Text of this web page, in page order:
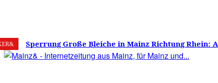
7. August 2026 22.6 Mainz
Sperrung Große Bleiche in Mainz Richtung Rhein:
verwirrt, Mainzer stinksauer – Haben die Mainzer